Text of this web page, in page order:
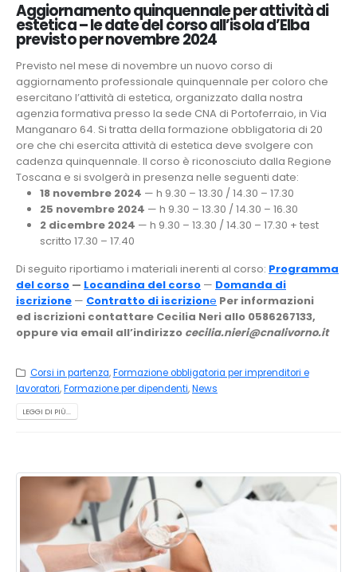
Aggiornamento quinquennale per attività di
estetica – le date del corso all’isola d’Elba
previsto per novembre 2024
Previsto nel mese di novembre un nuovo corso di
aggiornamento professionale quinquennale per coloro che
esercitano l’attività di estetica, organizzato dalla nostra
agenzia formativa presso la sede CNA di Portoferraio, in Via
Manganaro 64. Si tratta della formazione obbligatoria di 20
ore che chi esercita attività di estetica deve svolgere con
cadenza quinquennale. Il corso è riconosciuto dalla Regione
Toscana e si svolgerà in presenza nelle seguenti date:
18 novembre 2024 — h 9.30 – 13.30 / 14.30 – 17.30
25 novembre 2024 — h 9.30 – 13.30 / 14.30 – 16.30
2 dicembre 2024 — h 9.30 – 13.30 / 14.30 – 17.30 + test
scritto 17.30 – 17.40
Di seguito riportiamo i materiali inerenti al corso: Programma
del corso — Locandina del corso — Domanda di
iscrizione — Contratto di iscrizione Per informazioni
ed iscrizioni contattare Cecilia Neri allo 0586267133,
oppure via email all’indirizzo cecilia.nieri@cnalivorno.it
Corsi in partenza,Formazione obbligatoria per imprenditori e
lavoratori,Formazione per dipendenti,News
LEGGI DI PIÙ...